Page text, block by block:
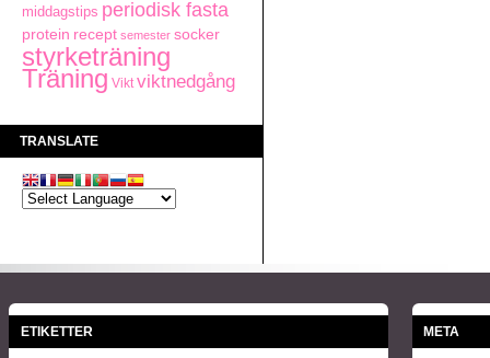
middagstips periodisk fasta
protein recept semester socker
styrketräning
Träning Vikt viktnedgång
TRANSLATE
ETIKETTER META